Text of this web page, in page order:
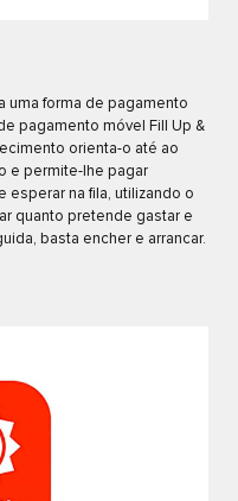
uma forma de pagamento
pagamento móvel Fill Up &
orienta-o até ao
e permite-lhe pagar
na fila, utilizando o
quanto pretende gastar e
basta encher e arrancar.